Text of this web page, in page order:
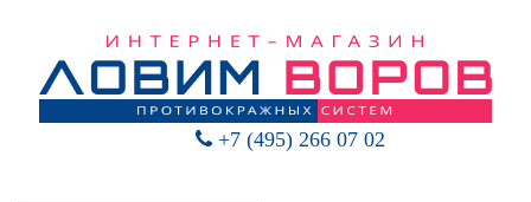
+7 (495) 266 07 02